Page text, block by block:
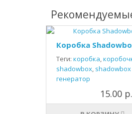
Коробка
Теги: коробка,
shadowbox,
генератор
15.00 р.